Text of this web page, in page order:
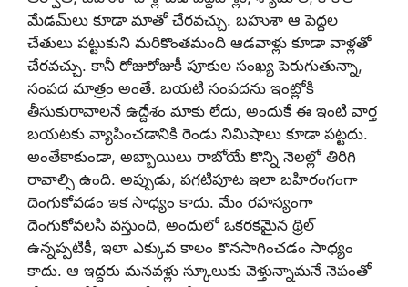
మేడమ్‌లు కూడా మాతో చేరవచ్చు. బహుశా ఆ పెద్దల
చేతులు పట్టుకుని మరికొంతమంది ఆడవాళ్లు కూడా వాళ్లతో
చేరవచ్చు. కానీ రోజురోజుకీ పూకుల సంఖ్య పెరుగుతున్నా,
సంపద మాత్రం అంతే. బయటి సంపదను ఇంట్లోకి
తీసుకురావాలనే ఉద్దేశం మాకు లేదు, అందుకే ఈ ఇంటి వార్త
బయటకు వ్యాపించడానికి రెండు నిమిషాలు కూడా పట్టదు.
అంతేకాకుండా, అబ్బాయిలు రాబోయే కొన్ని నెలల్లో తిరిగి
రావాల్సి ఉంది. అప్పుడు, పగటిపూట ఇలా బహిరంగంగా
దెంగుకోవడం ఇక సాధ్యం కాదు. మేం రహస్యంగా
దెంగుకోవలసి వస్తుంది, అందులో ఒకరకమైన థ్రిల్
ఉన్నప్పటికీ, ఇలా ఎక్కువ కాలం కొనసాగించడం సాధ్యం
కాదు. ఆ ఇద్దరు మనవళ్లు స్కూలుకు వెళ్తున్నామనే నెపంతో